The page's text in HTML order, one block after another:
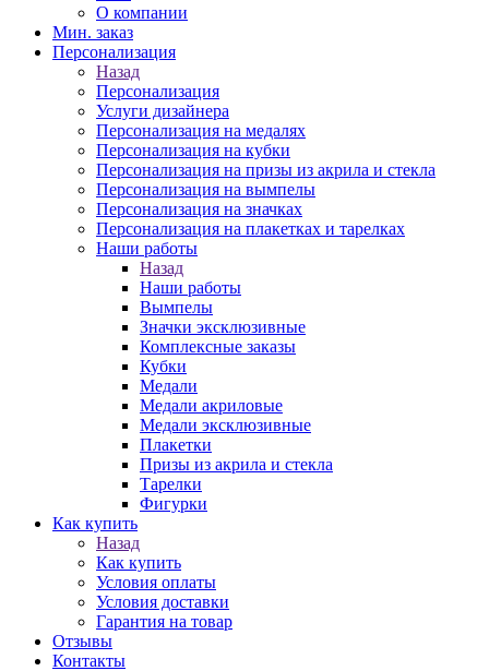
О компании
Мин. заказ
Персонализация
Назад
Персонализация
Услуги дизайнера
Персонализация на медалях
Персонализация на кубки
Персонализация на призы из акрила и стекла
Персонализация на вымпелы
Персонализация на значках
Персонализация на плакетках и тарелках
Наши работы
Назад
Наши работы
Вымпелы
Значки эксклюзивные
Комплексные заказы
Кубки
Медали
Медали акриловые
Медали эксклюзивные
Плакетки
Призы из акрила и стекла
Тарелки
Фигурки
Как купить
Назад
Как купить
Условия оплаты
Условия доставки
Гарантия на товар
Отзывы
Контакты